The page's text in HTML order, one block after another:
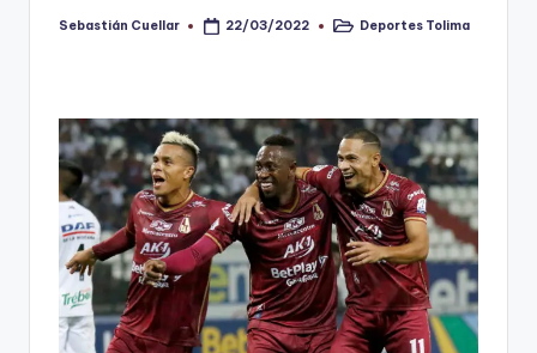
Publicado
Sebastián Cuellar 22/03/2022
Publicado
Deportes Tolima